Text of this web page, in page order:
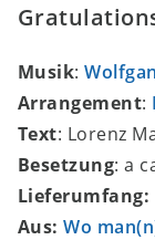
Musik:
Arrangement:
Text: Lorenz
Besetzung: a
Lieferumfang:
Aus:Wo